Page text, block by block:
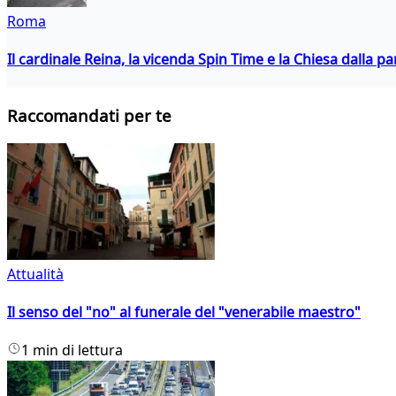
Roma
Il cardinale Reina, la vicenda Spin Time e la Chiesa dalla
Raccomandati per te
Attualità
Il senso del "no" al funerale del "venerabile maestro"
1 min di lettura